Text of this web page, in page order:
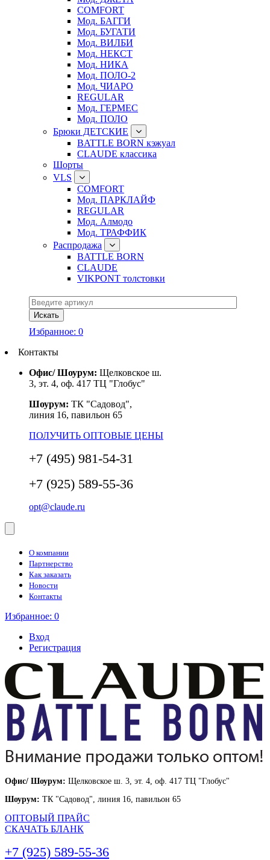
COMFORT
Мод. БАГГИ
Мод. БУГАТИ
Мод. ВИЛБИ
Мод. НЕКСТ
Мод. НИКА
Мод. ПОЛО-2
Мод. ЧИАРО
REGULAR
Мод. ГЕРМЕС
Мод. ПОЛО
Брюки ДЕТСКИЕ
BATTLE BORN кэжуал
CLAUDE классика
Шорты
VLS
COMFORT
Мод. ПАРКЛАЙФ
REGULAR
Мод. Алмодо
Мод. ТРАФФИК
Распродажа
BATTLE BORN
CLAUDE
VIKPONT толстовки
Избранное: 0
Контакты
Офис/ Шоурум: Щелковское ш.
3, эт. 4, оф. 417 ТЦ "Глобус"
Шоурум: ТК "Садовод",
линия 16, павильон 65
ПОЛУЧИТЬ ОПТОВЫЕ ЦЕНЫ
+7 (495) 981-54-31
+7 (925) 589-55-36
opt@claude.ru
О компании
Партнерство
Как заказать
Новости
Контакты
Избранное: 0
Вход
Регистрация
Офис/ Шоурум: Щелковское ш. 3, эт. 4, оф. 417 ТЦ "Глобус"
Шоурум: ТК "Садовод", линия 16, павильон 65
ОПТОВЫЙ ПРАЙС
СКАЧАТЬ БЛАНК
+7 (925) 589-55-36